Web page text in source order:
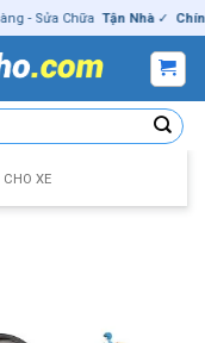
Chữa Tận Nhà ✓ Chính
CHO XE